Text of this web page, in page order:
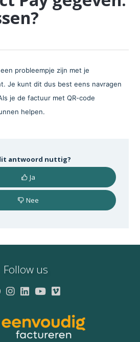
probleempje zijn met je
Je kunt dit dus best eens navragen
je de factuur met QR-code
helpen.
antwoord nuttig?
Ja
Nee
Follow us